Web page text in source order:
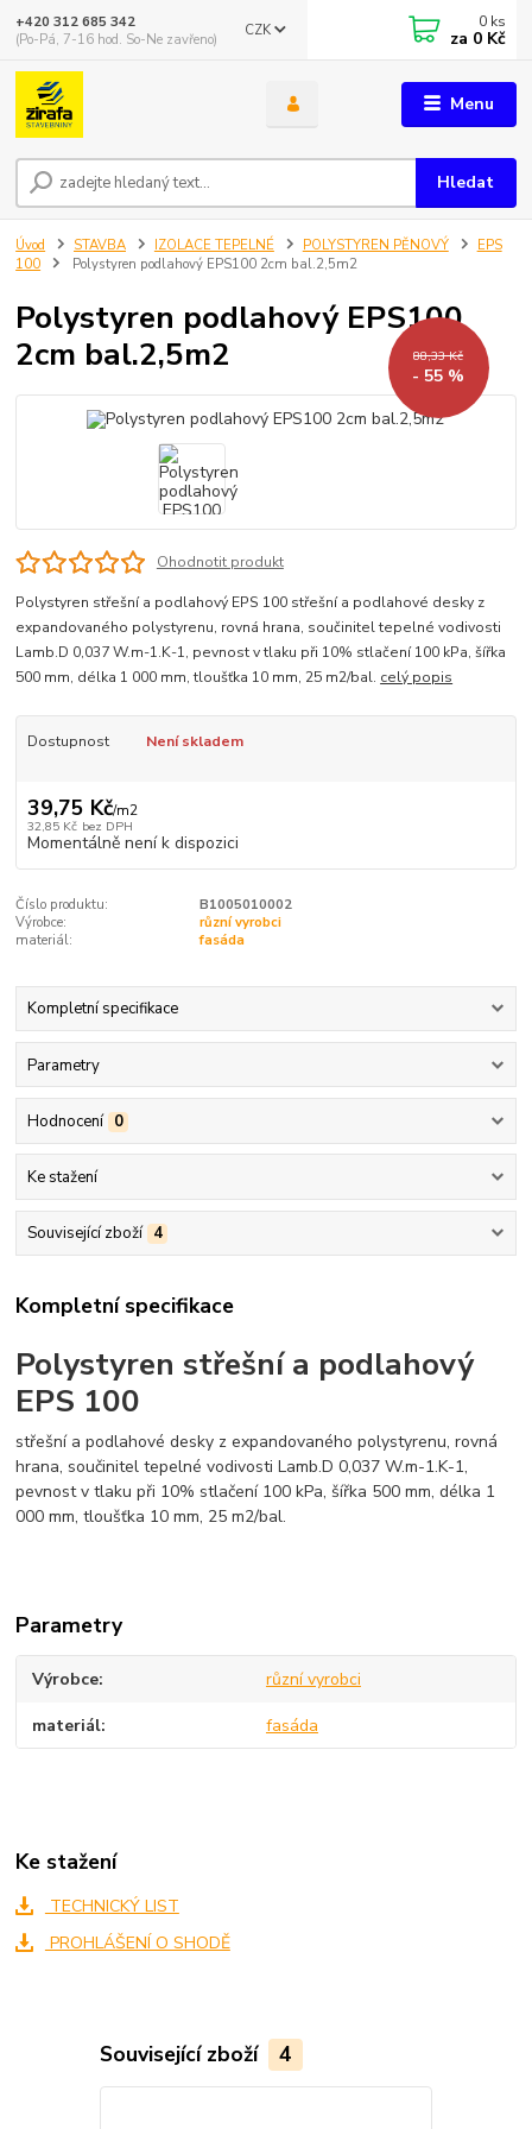
Menu
CZK
Hledat
+420 312 685 342
(Po-Pá, 7-16 hod. So-Ne zavřeno)
0 ks
za 0 Kč
Úvod STAVBA IZOLACE TEPELNÉ POLYSTYREN PĚNOVÝ
EPS
100
Polystyren podlahový EPS100 2cm bal.2,5m2
Polystyren podlahový EPS100
2cm bal.2,5m2
88,33 Kč
- 55 %
Ohodnotit produkt
Polystyren střešní a podlahový EPS 100 střešní a podlahové desky z
expandovaného polystyrenu, rovná hrana, součinitel tepelné vodivosti
Lamb.D 0,037 W.m-1.K-1, pevnost v tlaku při 10% stlačení 100 kPa, šířka
500 mm, délka 1 000 mm, tloušťka 10 mm, 25 m2/bal. celý popis
Dostupnost Není skladem
39,75 Kč/m2
32,85 Kč bez DPH
Momentálně není k dispozici
Číslo produktu:
B1005010002
Výrobce:
různí vyrobci
materiál:
fasáda
Kompletní specifikace
Parametry
Hodnocení 0
Ke stažení
Související zboží 4
Kompletní specifikace
Polystyren střešní a podlahový
EPS 100
střešní a podlahové desky z expandovaného polystyrenu, rovná
hrana, součinitel tepelné vodivosti Lamb.D 0,037 W.m-1.K-1,
pevnost v tlaku při 10% stlačení 100 kPa, šířka 500 mm, délka 1
000 mm, tloušťka 10 mm, 25 m2/bal.
Parametry
Výrobce různí vyrobci
materiál fasáda
Ke stažení
TECHNICKÝ LIST
PROHLÁŠENÍ O SHODĚ
Související zboží 4